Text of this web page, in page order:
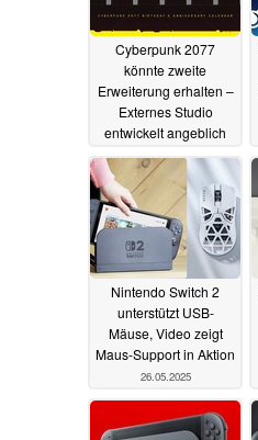
Cyberpunk 2077
könnte zweite
Erweiterung erhalten –
Externes Studio
entwickelt angeblich
05.06.2025
Nintendo Switch 2
unterstützt USB-
Mäuse, Video zeigt
Maus-Support in Aktion
26.05.2025